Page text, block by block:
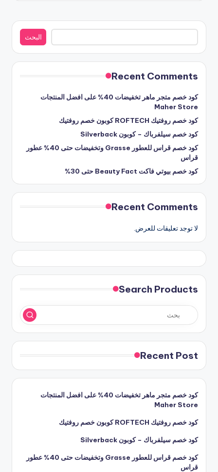
البحث
البحث
Recent Comments
كود خصم متجر ماهر تخفيضات 40% على افضل المنتجات
Maher Store
كود خصم روفتيك ROFTECH كوبون خصم روفتيك
كود خصم سيلفرباك – كوبون Silverback
كود خصم قراس للعطور Grasse وتخفيضات حتى 40% عطور
قراس
كود خصم بيوتي فاكت Beauty Fact حتى 30%
Recent Comments
لا توجد تعليقات للعرض.
Search Products
Recent Post
كود خصم متجر ماهر تخفيضات 40% على افضل المنتجات
Maher Store
كود خصم روفتيك ROFTECH كوبون خصم روفتيك
كود خصم سيلفرباك – كوبون Silverback
كود خصم قراس للعطور Grasse وتخفيضات حتى 40% عطور
قراس